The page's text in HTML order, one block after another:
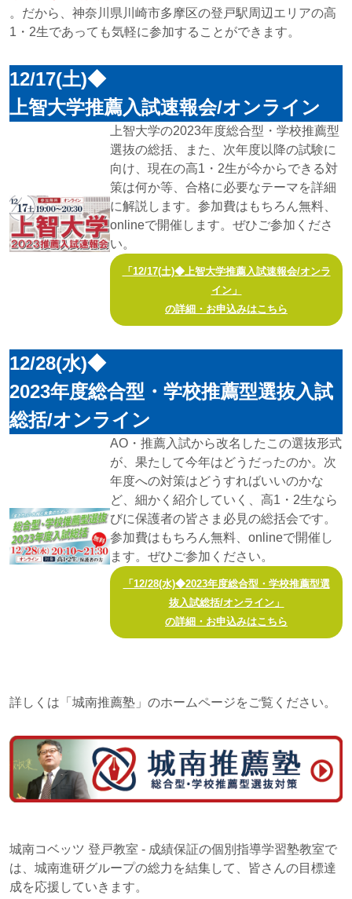
。だから、神奈川県川崎市多摩区の登戸駅周辺エリアの高
1・2生であっても気軽に参加することができます。
12/17(土)◆
上智大学推薦入試速報会/オンライン
上智大学の2023年度総合型・学校推薦型
選抜の総括、また、次年度以降の試験に
向け、現在の高1・2生が今からできる対
策は何か等、合格に必要なテーマを詳細
に解説します。参加費はもちろん無料、
onlineで開催します。ぜひご参加くださ
い。
「12/17(土)◆上智大学推薦入試速報会/オンラ
イン」
の詳細・お申込みはこちら
12/28(水)◆
2023年度総合型・学校推薦型選抜入試
総括/オンライン
AO・推薦入試から改名したこの選抜形式
が、果たして今年はどうだったのか。次
年度への対策はどうすればいいのかな
ど、細かく紹介していく、高1・2生なら
びに保護者の皆さま必見の総括会です。
参加費はもちろん無料、onlineで開催し
ます。ぜひご参加ください。
「12/28(水)◆2023年度総合型・学校推薦型選
抜入試総括/オンライン」
の詳細・お申込みはこちら
詳しくは「城南推薦塾」のホームページをご覧ください。
城南コベッツ 登戸教室 - 成績保証の個別指導学習塾教室で
は、城南進研グループの総力を結集して、皆さんの目標達
成を応援していきます。